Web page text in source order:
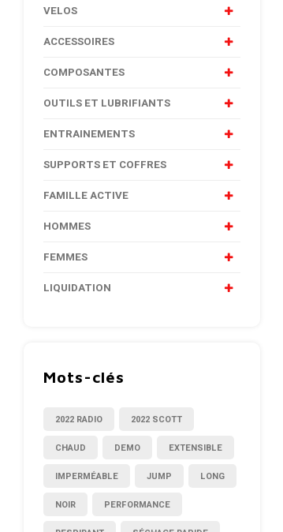
VELOS
ACCESSOIRES
COMPOSANTES
OUTILS ET LUBRIFIANTS
ENTRAINEMENTS
SUPPORTS ET COFFRES
FAMILLE ACTIVE
HOMMES
FEMMES
LIQUIDATION
Mots-clés
2022 RADIO 2022 SCOTT
CHAUD DEMO EXTENSIBLE
IMPERMÉABLE JUMP LONG
NOIR PERFORMANCE